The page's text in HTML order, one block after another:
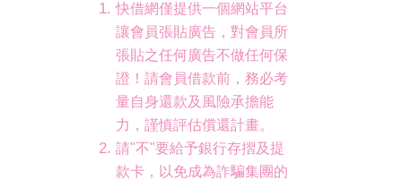
快借網僅提供一個網站平台
讓會員張貼廣告，對會員所
張貼之任何廣告不做任何保
證！請會員借款前，務必考
量自身還款及風險承擔能
力，謹慎評估償還計畫。
請"不"要給予銀行存摺及提
款卡，以免成為詐騙集團的